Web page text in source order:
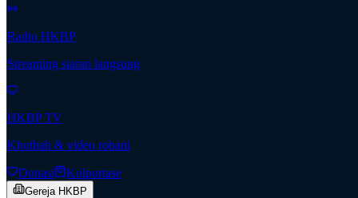
Radio HKBP
Streaming siaran langsung
HKBP TV
Khotbah & video rohani
Donasi Kolportase
Gereja HKBP